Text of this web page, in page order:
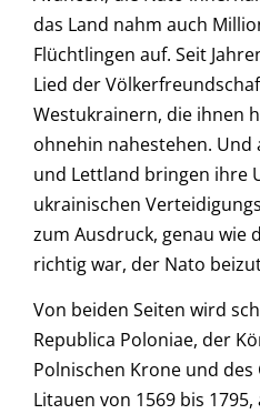
das Land nahm auch
Flüchtlingen auf. Seit
Lied der
Westukrainern, die ihnen
ohnehin nahestehen. Und
und Lettland bringen ihre
ukrainischen
zum Ausdruck, genau wie
richtig war, der Nato
Von beiden Seiten wird
Republica Poloniae, der
Polnischen Krone und
Litauen von 1569 bis